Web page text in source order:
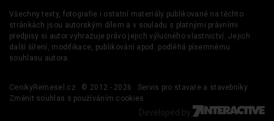
Všechny texty, fotografie i ostatní materiály publikované na těchto
stránkách jsou autorským dílem a v souladu s platnými právními
předpisy si autor vyhrazuje právo jejich výlučného vlastnictví. Jejich
další šíření, modifikace, publikování apod. podléhá písemnému
souhlasu autora.
CenikyRemesel.cz © 2012 - 2026
Servis pro stavaře a stavebníky
Změnit souhlas s používáním cookies
Developed by